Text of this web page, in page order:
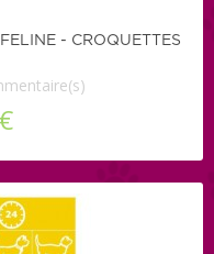
- CROQUETTES